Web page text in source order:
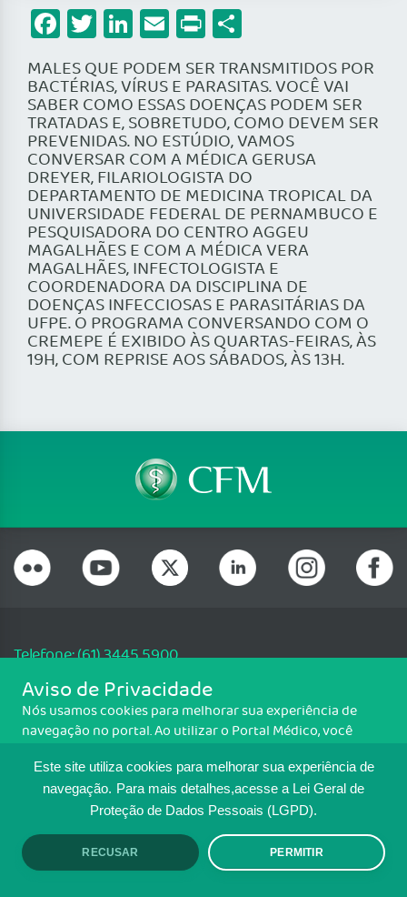
Este site utiliza cookies para melhorar sua experiência de
navegação. Para mais detalhes,acesse a Lei Geral de
Proteção de Dados Pessoais (LGPD).
RECUSAR PERMITIR
Facebook
Twitter
LinkedIn
Email
Print
MALES QUE PODEM SER TRANSMITIDOS POR
BACTÉRIAS, VÍRUS E PARASITAS. VOCÊ VAI
SABER COMO ESSAS DOENÇAS PODEM SER
TRATADAS E, SOBRETUDO, COMO DEVEM SER
PREVENIDAS. NO ESTÚDIO, VAMOS
CONVERSAR COM A MÉDICA GERUSA
DREYER, FILARIOLOGISTA DO
DEPARTAMENTO DE MEDICINA TROPICAL DA
UNIVERSIDADE FEDERAL DE PERNAMBUCO E
PESQUISADORA DO CENTRO AGGEU
MAGALHÃES E COM A MÉDICA VERA
MAGALHÃES, INFECTOLOGISTA E
COORDENADORA DA DISCIPLINA DE
DOENÇAS INFECCIOSAS E PARASITÁRIAS DA
UFPE. O PROGRAMA CONVERSANDO COM O
CREMEPE É EXIBIDO ÀS QUARTAS-FEIRAS, ÀS
19H, COM REPRISE AOS SÁBADOS, ÀS 13H.
Telefone: (61) 3445 5900
Email: cfm@portalmedico.org.br
SGAS 616, Conjunto D, Lote 115, L2 Sul, Brasília/DF - CEP: 70200-760 -
CNPJ: 33.583.550/0001-30
MAPA DO SITE
TRANSPARÊNCIA E PRESTAÇÃO DE
CONTAS
Aviso de Privacidade
Nós usamos cookies para melhorar sua experiência de
navegação no portal. Ao utilizar o Portal Médico, você
Para ter mais informações sobre como isso é feito, acesse
Política de cookies. Se você concorda, clique em ACEITO.
ACEITO